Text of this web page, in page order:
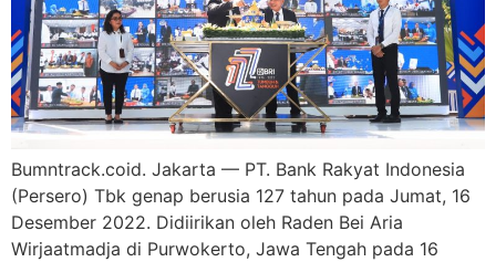
Bumntrack.coid. Jakarta — PT. Bank Rakyat Indonesia
(Persero) Tbk genap berusia 127 tahun pada Jumat, 16
Desember 2022. Didiirikan oleh Raden Bei Aria
Wirjaatmadja di Purwokerto, Jawa Tengah pada 16